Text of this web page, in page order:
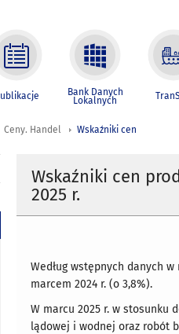
Bank Danych
Lokalnych
Ceny. Handel Wskaźniki cen
Wskaźniki cen
2025 r.
Według wstępnych danych
marcem 2024 r. (o 3,8%).
W marcu 2025 r. w stosunku
lądowej i wodnej oraz robót